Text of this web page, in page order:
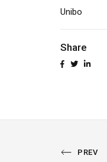
Unibo
Share
PREV